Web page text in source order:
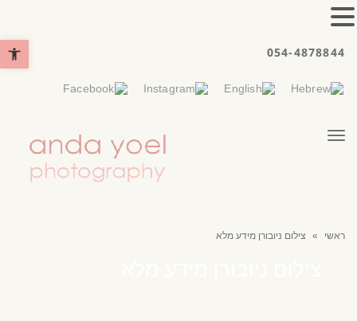
פתח 054-4878844
תפריט
ראשי » צילום ניובורן מידע מלא